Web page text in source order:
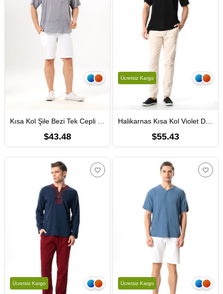
Kısa Kol Şile Bezi Tek Cepli Hakim Yaka Erkek Yazlık Tshirt Gri 3076
$43.48
Halikarnas Kısa Kol Violet Düğme Detaylı Erkek Yazlık Tshirt Siyah Syh
$55.43
Ücretsiz Kargo
Ücretsiz Kargo Ücretsiz Kargo